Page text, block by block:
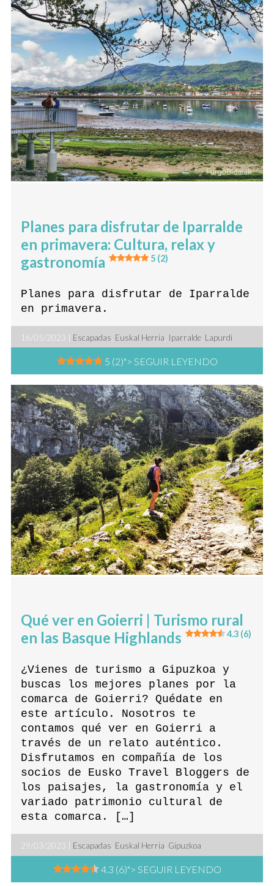
Planes para disfrutar de Iparralde
en primavera: Cultura, relax y
gastronomía
5 (2)
Planes para disfrutar de Iparralde
en primavera.
16/05/2023 | Escapadas Euskal Herria Iparralde Lapurdi
5 (2)"> SEGUIR LEYENDO
Qué ver en Goierri | Turismo rural
en las Basque Highlands
4.3 (6)
¿Vienes de turismo a Gipuzkoa y
buscas los mejores planes por la
comarca de Goierri? Quédate en
este artículo. Nosotros te
contamos qué ver en Goierri a
través de un relato auténtico.
Disfrutamos en compañía de los
socios de Eusko Travel Bloggers de
los paisajes, la gastronomía y el
variado patrimonio cultural de
esta comarca. […]
29/03/2023 | Escapadas, Euskal Herria, Gipuzkoa
4.3 (6)"> SEGUIR LEYENDO